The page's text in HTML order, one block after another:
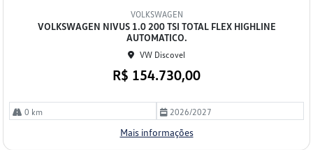
VOLKSWAGEN
VOLKSWAGEN NIVUS 1.0 200 TSI TOTAL FLEX HIGHLINE
AUTOMATICO.
VW Discovel
R$ 154.730,00
0 km 2026/2027
Mais informações